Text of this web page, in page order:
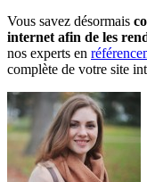
Vous savez désormais
internet afin de les
nos experts en
complète de votre site